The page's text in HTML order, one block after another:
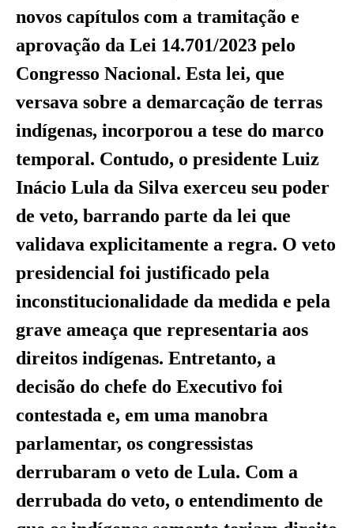
novos capítulos com a tramitação e
aprovação da Lei 14.701/2023 pelo
Congresso Nacional. Esta lei, que
versava sobre a demarcação de terras
indígenas, incorporou a tese do marco
temporal. Contudo, o presidente Luiz
Inácio Lula da Silva exerceu seu poder
de veto, barrando parte da lei que
validava explicitamente a regra. O veto
presidencial foi justificado pela
inconstitucionalidade da medida e pela
grave ameaça que representaria aos
direitos indígenas. Entretanto, a
decisão do chefe do Executivo foi
contestada e, em uma manobra
parlamentar, os congressistas
derrubaram o veto de Lula. Com a
derrubada do veto, o entendimento de